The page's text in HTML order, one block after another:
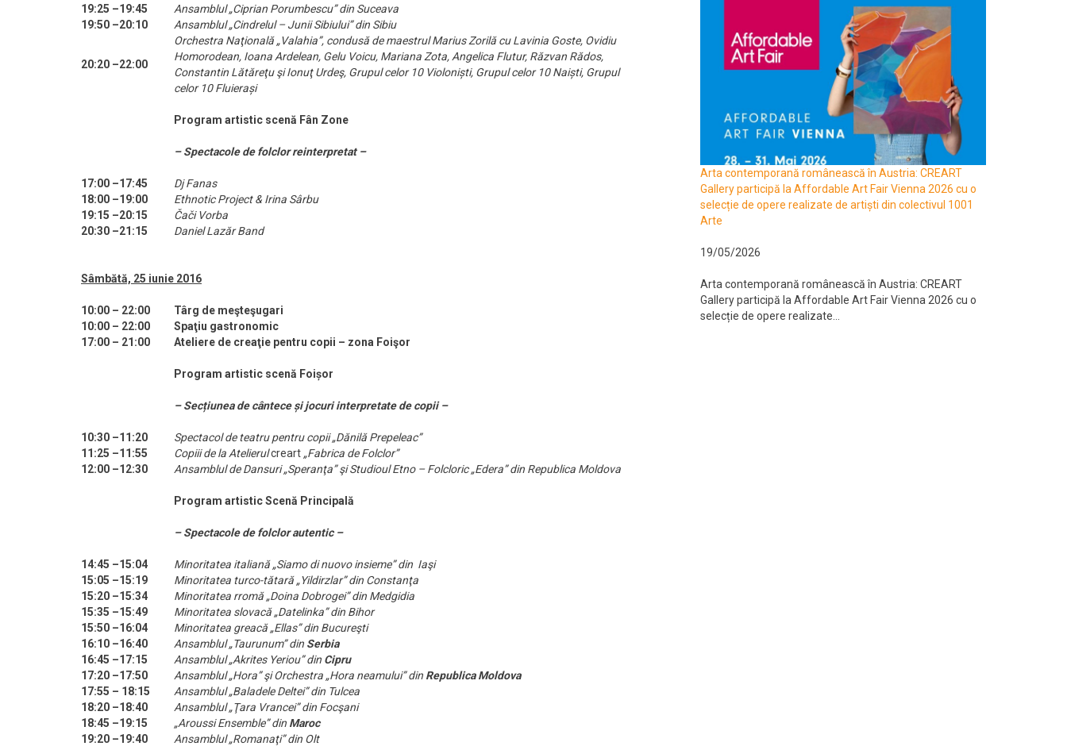
19:25 –19:45
Ansamblul „Ciprian Porumbescu” din Suceava
19:50 –20:10
Ansamblul „Cindrelul – Junii Sibiului” din Sibiu
20:20 –22:00
Orchestra Naţională „Valahia”, condusă de maestrul Marius Zorilă cu Lavinia Goste, Ovidiu
Homorodean, Ioana Ardelean, Gelu Voicu, Mariana Zota, Angelica Flutur, Răzvan Rădos,
Constantin Lătăreţu şi Ionuţ Urdeş, Grupul celor 10 Violoniști, Grupul celor 10 Naiști, Grupul
celor 10 Fluierași
Program artistic scenă Fân Zone
– Spectacole de folclor reinterpretat –
17:00 –17:45
Dj Fanas
18:00 –19:00
Ethnotic Project & Irina Sârbu
19:15 –20:15
Čači Vorba
20:30 –21:15
Daniel Lazăr Band
Sâmbătă, 25 iunie 2016
10:00 – 22:00
Târg de meşteşugari
10:00 – 22:00
Spaţiu gastronomic
17:00 – 21:00
Ateliere de creaţie pentru copii – zona Foişor
Program artistic scenă Foișor
– Secțiunea de cântece și jocuri interpretate de copii –
10:30 –11:20
Spectacol de teatru pentru copii „Dănilă Prepeleac”
11:25 –11:55
Copiii de la Atelierulcreart „Fabrica de Folclor”
12:00 –12:30
Ansamblul de Dansuri „Speranţa” şi Studioul Etno – Folcloric „Edera” din Republica Moldova
Program artistic Scenă Principală
– Spectacole de folclor autentic –
14:45 –15:04
Minoritatea italiană „Siamo di nuovo insieme” din Iaşi
15:05 –15:19
Minoritatea turco-tătară „Yildirzlar” din Constanţa
15:20 –15:34
Minoritatea rromă „Doina Dobrogei” din Medgidia
15:35 –15:49
Minoritatea slovacă „Datelinka” din Bihor
15:50 –16:04
Minoritatea greacă „Ellas” din Bucureşti
16:10 –16:40
Ansamblul „Taurunum” din Serbia
16:45 –17:15
Ansamblul „Akrites Yeriou” din Cipru
17:20 –17:50
Ansamblul „Hora” şi Orchestra „Hora neamului” din Republica Moldova
17:55 – 18:15
Ansamblul „Baladele Deltei” din Tulcea
18:20 –18:40
Ansamblul „Ţara Vrancei” din Focşani
18:45 –19:15
„Aroussi Ensemble” din Maroc
19:20 –19:40
Ansamblul „Romanaţi” din Olt
Arta contemporană românească în Austria: CREART
Gallery participă la Affordable Art Fair Vienna 2026 cu o
selecție de opere realizate de artiști din colectivul 1001
Arte
19/05/2026
Arta contemporană românească în Austria: CREART
Gallery participă la Affordable Art Fair Vienna 2026 cu o
selecție de opere realizate...